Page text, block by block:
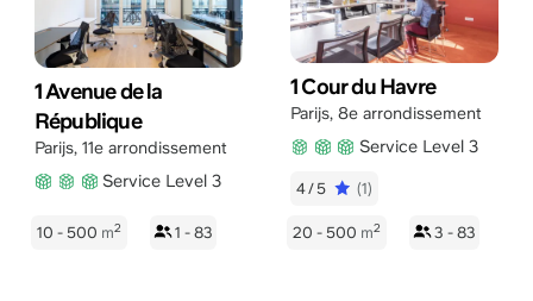
1 Avenue de la
République
Parijs, 11e arrondissement
Service Level 3
10 - 500 m2 1 - 83
1 Cour du Havre
Parijs, 8e arrondissement
Service Level 3
4/5 (1)
20 - 500 m2 3 - 83